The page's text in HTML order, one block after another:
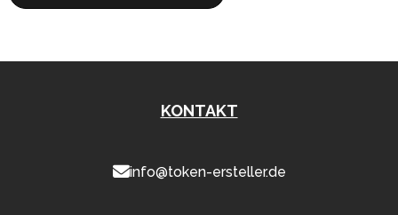
KONTAKT
info@token-ersteller.de